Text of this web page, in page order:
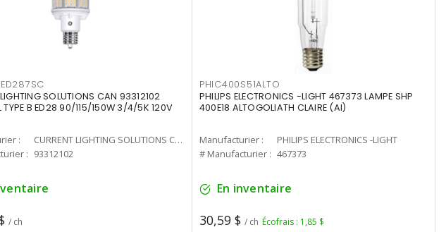
SOLUTIONS CAN 93312102
TYPE B ED28 90/115/150W 3/4/5K 120V
:
CURRENT LIGHTING SOLUTIONS CAN
: 93312102
/ ch
PHIC400S51ALTO
PHILIPS ELECTRONICS -LIGHT 467373 LAMPE SHP
400E18 ALTOGOLIATH CLAIRE (AI)
Manufacturier :
PHILIPS ELECTRONICS -LIGHT
# Manufacturier : 467373
En inventaire
30,59 $ / ch Écofrais : 1,85 $